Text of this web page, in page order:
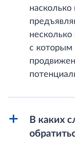
насколько
с которым
В каких